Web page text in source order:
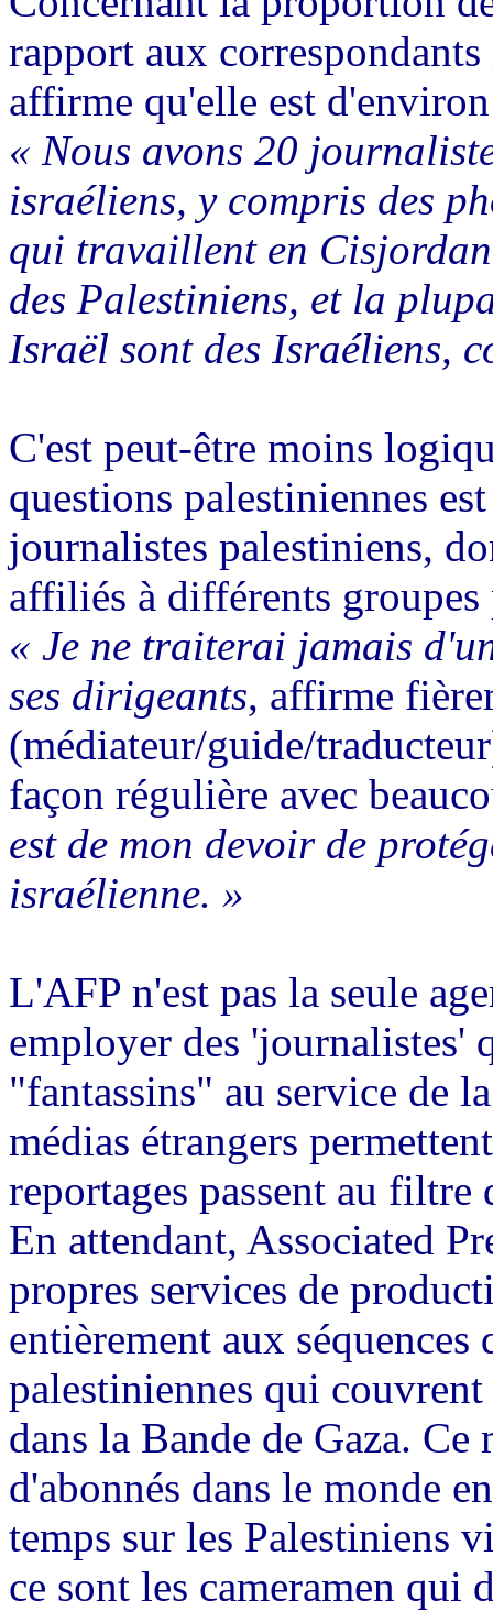
rapport aux
affirme qu'elle est
« Nous avons 20
israéliens, y compris des
qui travaillent en
des Palestiniens, et la
Israël sont des Israéliens,
C'est peut-être moins
questions palestiniennes
journalistes palestiniens,
affiliés à différents
« Je ne traiterai jamais
ses dirigeants, affirme
(médiateur/guide/
façon régulière avec
est de mon devoir de
israélienne. »
L'AFP n'est pas la seule
employer des 'journalistes'
"fantassins" au service de
médias étrangers
reportages passent au
En attendant, Associated
propres services de
entièrement aux
palestiniennes qui
dans la Bande de Gaza.
d'abonnés dans le monde
temps sur les Palestiniens
ce sont les cameramen qui